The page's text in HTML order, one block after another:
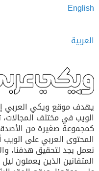
English
العربية
يهدف موقع ويكي العربي
كمجموعة صغيرة من
المحتوى العربي على الويب
نعمل بجد لتحقيق هدفنا،
المتفانين الذين يعملون